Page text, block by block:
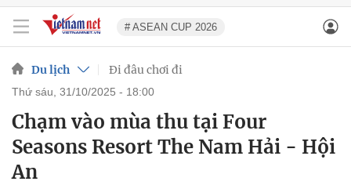
# ASEAN CUP 2026
Du lịch Đi đâu chơi đi
thứ sáu, 31/10/2025 - 18:00
Chạm vào mùa thu tại Four
Seasons Resort The Nam Hải - Hội
An